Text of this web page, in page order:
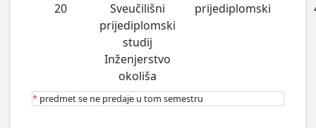
20
Sveučilišni
prijediplomski
studij
Inženjerstvo
okoliša
prijediplomski
* predmet se ne predaje u tom semestru